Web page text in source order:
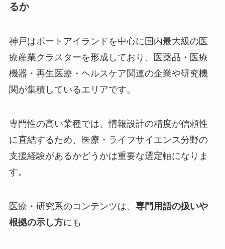
るか
神戸はポートアイランドを中心に国内最大級の医
療産業クラスターを形成しており、医薬品・医療
機器・再生医療・ヘルスケア関連の企業や研究機
関が集積しているエリアです。
専門性の高い業種では、情報設計の精度が信頼性
に直結するため、医療・ライフサイエンス分野の
支援経験があるかどうかは重要な選定軸になりま
す。
医療・研究系のコンテンツは、 専門用語の扱いや
根拠の示し方にも